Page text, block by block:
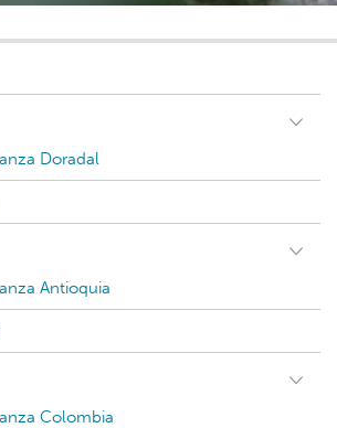
Doradal
Antioquia
Colombia